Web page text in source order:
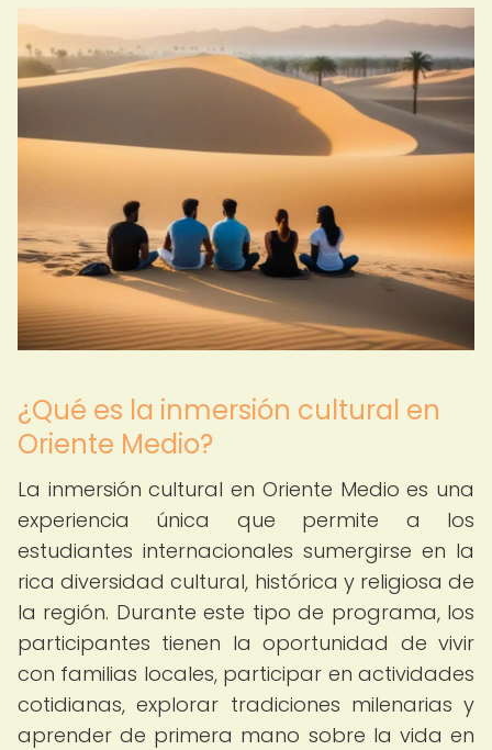
¿Qué es la inmersión cultural en
Oriente Medio?
La inmersión cultural en Oriente Medio es una
experiencia única que permite a los
estudiantes internacionales sumergirse en la
rica diversidad cultural, histórica y religiosa de
la región. Durante este tipo de programa, los
participantes tienen la oportunidad de vivir
con familias locales, participar en actividades
cotidianas, explorar tradiciones milenarias y
aprender de primera mano sobre la vida en